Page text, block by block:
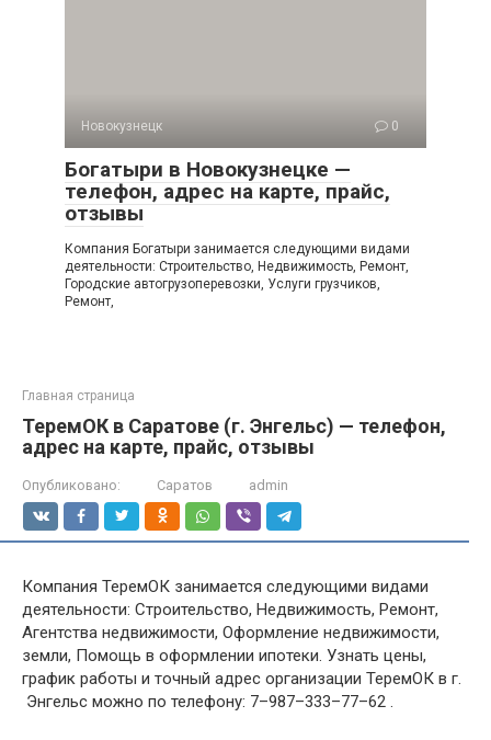
Новокузнецк 0
Богатыри в Новокузнецке —
телефон, адрес на карте, прайс,
отзывы
Компания Богатыри занимается следующими видами
деятельности: Строительство, Недвижимость, Ремонт,
Городские автогрузоперевозки, Услуги грузчиков,
Ремонт,
Главная страница
ТеремОК в Саратове (г. Энгельс) — телефон,
адрес на карте, прайс, отзывы
Опубликовано: Саратов admin
Компания ТеремОК занимается следующими видами
деятельности: Строительство, Недвижимость, Ремонт,
Агентства недвижимости, Оформление недвижимости,
земли, Помощь в оформлении ипотеки. Узнать цены,
график работы и точный адрес организации ТеремОК в г.
Энгельс можно по телефону: 7–987–333–77–62 .